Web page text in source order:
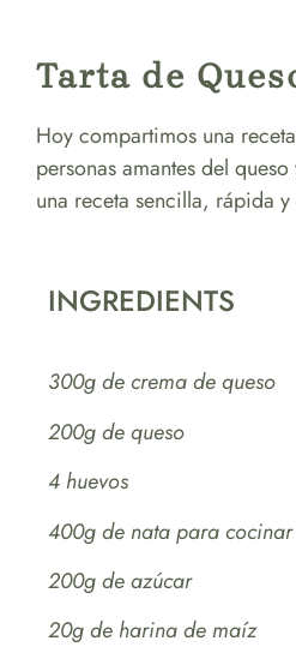
Tarta de
Hoy compartimos una
personas amantes del
una receta sencilla, rápida
INGREDIENTS
300g de crema de queso
200g de queso
4 huevos
400g de nata para cocinar
200g de azúcar
20g de harina de maíz